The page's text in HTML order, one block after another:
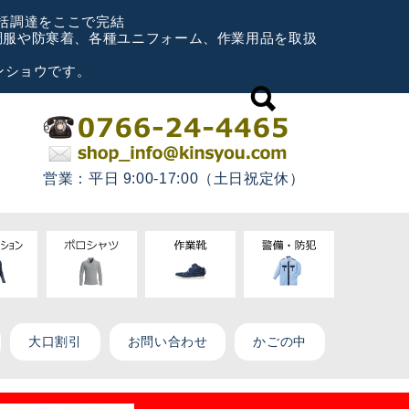
調達をここで完結
や防寒着、各種ユニフォーム、作業用品を取扱
ョウです。
営業：平日 9:00-17:00（土日祝定休）
大口割引 お問い合わせ かごの中